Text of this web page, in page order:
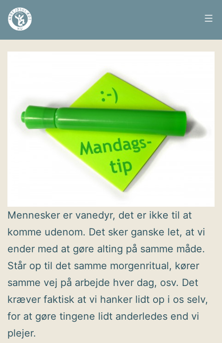
Fortsæt
Arbejdsglæde
Udgivet
Mennesker er vanedyr, det er ikke til at
komme udenom. Det sker ganske let, at vi
ender med at gøre alting på samme måde.
Står op til det samme morgenritual, kører
samme vej på arbejde hver dag, osv. Det
kræver faktisk at vi hanker lidt op i os selv,
for at gøre tingene lidt anderledes end vi
plejer.